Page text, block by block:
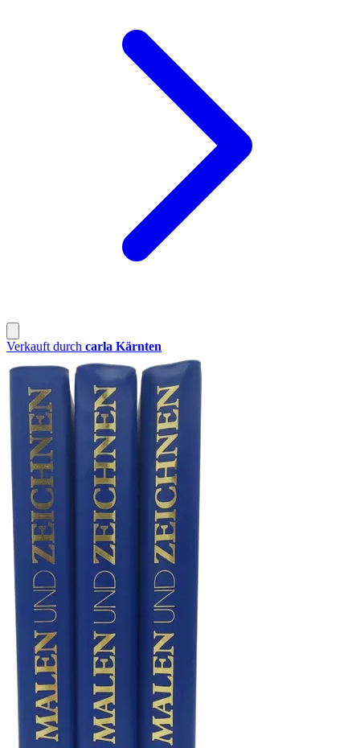
Verkauft durch carla Kärnten